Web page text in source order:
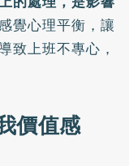
覺心理平衡，讓
致上班不專心，
價值感